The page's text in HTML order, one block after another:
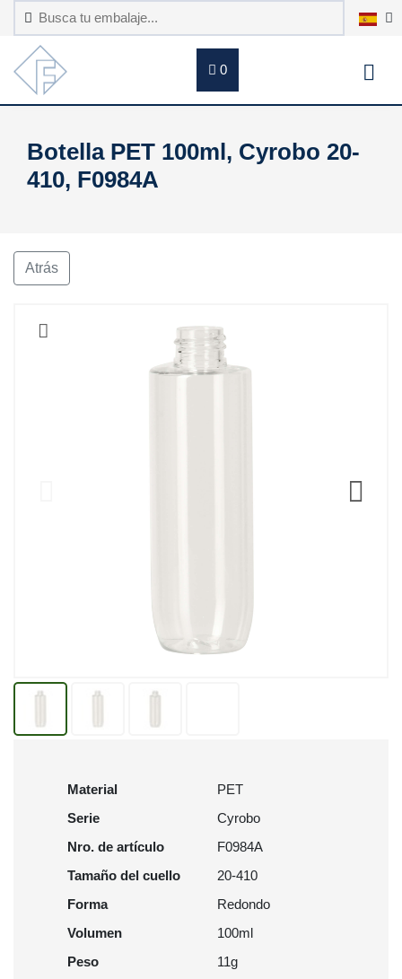
0
Botella PET 100ml, Cyrobo 20-
410, F0984A
Atrás
Material
PET
Serie
Cyrobo
Nro. de artículo
F0984A
Tamaño del cuello
20-410
Forma
Redondo
Volumen
100ml
Peso
11g